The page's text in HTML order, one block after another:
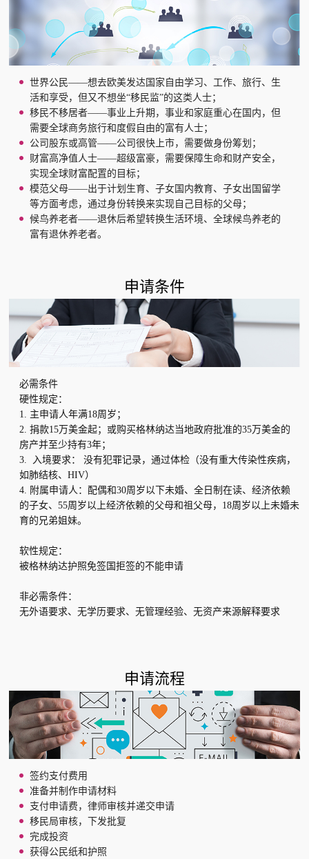
世界公民——想去欧美发达国家自由学习、工作、旅行、生
活和享受，但又不想坐“移民监”的这类人士；
移民不移居者——事业上升期，事业和家庭重心在国内，但
需要全球商务旅行和度假自由的富有人士；
公司股东或高管——公司很快上市，需要做身份筹划；
财富高净值人士——超级富豪，需要保障生命和财产安全，
实现全球财富配置的目标；
模范父母——出于计划生育、子女国内教育、子女出国留学
等方面考虑，通过身份转换来实现自己目标的父母；
候鸟养老者——退休后希望转换生活环境、全球候鸟养老的
富有退休养老者。
申请条件
必需条件
硬性规定：
1. 主申请人年满18周岁；
2. 捐款15万美金起；或购买格林纳达当地政府批准的35万美金的
房产并至少持有3年；
3. 入境要求： 没有犯罪记录，通过体检（没有重大传染性疾病，
如肺结核、HIV）
4. 附属申请人：配偶和30周岁以下未婚、全日制在读、经济依赖
的子女、55周岁以上经济依赖的父母和祖父母，18周岁以上未婚未
育的兄弟姐妹。
软性规定：
被格林纳达护照免签国拒签的不能申请
非必需条件：
无外语要求、无学历要求、无管理经验、无资产来源解释要求
申请流程
签约支付费用
准备并制作申请材料
支付申请费，律师审核并递交申请
移民局审核，下发批复
完成投资
获得公民纸和护照